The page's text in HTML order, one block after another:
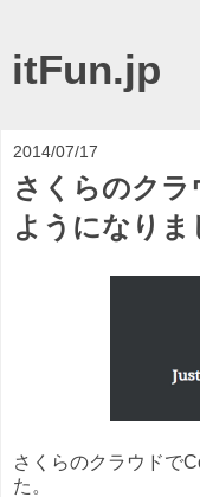
itFun.jp
2014/07/17
さくらのク
ようになりま
さくらのクラウドで
た。